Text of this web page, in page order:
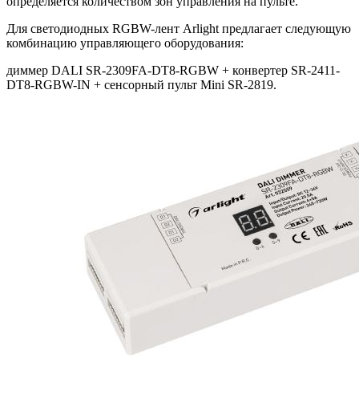
Для светодиодных RGBW-лент Arlight предлагает следующую
комбинацию управляющего оборудования:
диммер DALI SR-2309FA-DT8-RGBW + конвертер SR-2411-
DT8-RGBW-IN + сенсорный пульт Mini SR-2819.